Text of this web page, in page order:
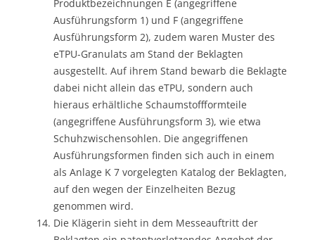
Produktbezeichnungen E (angegriffene
Ausführungsform 1) und F (angegriffene
Ausführungsform 2), zudem waren Muster des
eTPU-Granulats am Stand der Beklagten
ausgestellt. Auf ihrem Stand bewarb die Beklagte
dabei nicht allein das eTPU, sondern auch
hieraus erhältliche Schaumstoffformteile
(angegriffene Ausführungsform 3), wie etwa
Schuhzwischensohlen. Die angegriffenen
Ausführungsformen finden sich auch in einem
als Anlage K 7 vorgelegten Katalog der Beklagten,
auf den wegen der Einzelheiten Bezug
genommen wird.
Die Klägerin sieht in dem Messeauftritt der